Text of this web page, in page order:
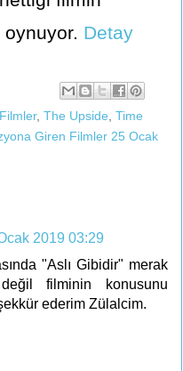
oynuyor. Detay
Filmler, The Upside Time
Giren Filmler 25 Ocak
2019 03:29
"Aslı Gibidir" merak
filminin konusunu
ederim Zülalcim.